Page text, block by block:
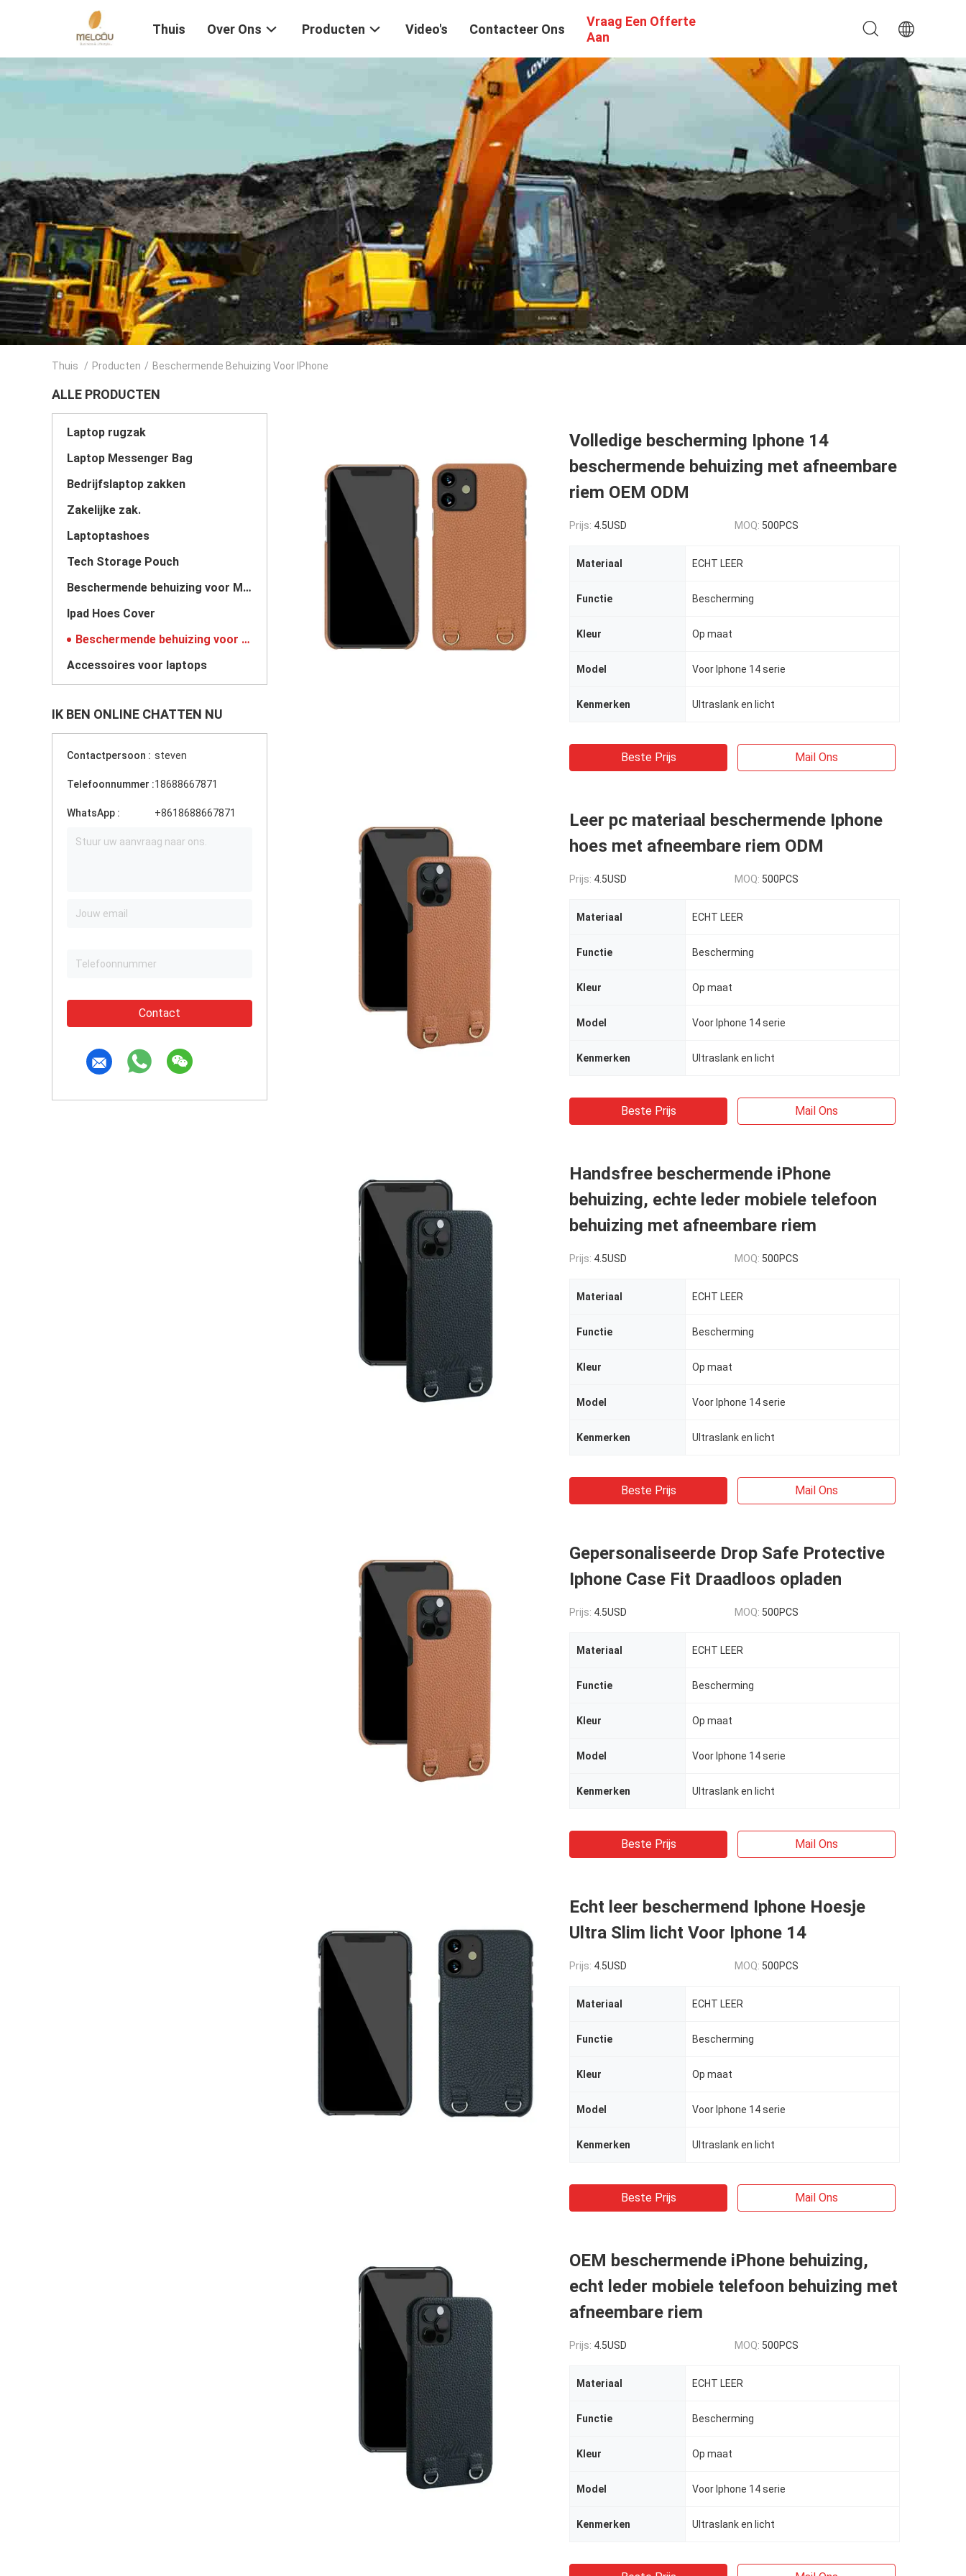
Thuis Over Ons Producten Video's Contacteer Ons
Vraag Een Offerte
Aan
Thuis / Producten / Beschermende Behuizing Voor IPhone
ALLE PRODUCTEN
Laptop rugzak
Laptop Messenger Bag
Bedrijfslaptop zakken
Zakelijke zak.
Laptoptashoes
Tech Storage Pouch
Beschermende behuizing voor Macbook
Ipad Hoes Cover
Beschermende behuizing voor iPhone
Accessoires voor laptops
IK BEN ONLINE CHATTEN NU
Contactpersoon : steven
Telefoonnummer :18688667871
WhatsApp : +8618688667871
Contact
Volledige bescherming Iphone 14
beschermende behuizing met afneembare
riem OEM ODM
Prijs: 4.5USD MOQ: 500PCS
Materiaal ECHT LEER
Functie Bescherming
Kleur Op maat
Model Voor Iphone 14 serie
Kenmerken Ultraslank en licht
Beste Prijs Mail Ons
Leer pc materiaal beschermende Iphone
hoes met afneembare riem ODM
Prijs: 4.5USD MOQ: 500PCS
Materiaal ECHT LEER
Functie Bescherming
Kleur Op maat
Model Voor Iphone 14 serie
Kenmerken Ultraslank en licht
Beste Prijs Mail Ons
Handsfree beschermende iPhone
behuizing, echte leder mobiele telefoon
behuizing met afneembare riem
Prijs: 4.5USD MOQ: 500PCS
Materiaal ECHT LEER
Functie Bescherming
Kleur Op maat
Model Voor Iphone 14 serie
Kenmerken Ultraslank en licht
Beste Prijs Mail Ons
Gepersonaliseerde Drop Safe Protective
Iphone Case Fit Draadloos opladen
Prijs: 4.5USD MOQ: 500PCS
Materiaal ECHT LEER
Functie Bescherming
Kleur Op maat
Model Voor Iphone 14 serie
Kenmerken Ultraslank en licht
Beste Prijs Mail Ons
Echt leer beschermend Iphone Hoesje
Ultra Slim licht Voor Iphone 14
Prijs: 4.5USD MOQ: 500PCS
Materiaal ECHT LEER
Functie Bescherming
Kleur Op maat
Model Voor Iphone 14 serie
Kenmerken Ultraslank en licht
Beste Prijs Mail Ons
OEM beschermende iPhone behuizing,
echt leder mobiele telefoon behuizing met
afneembare riem
Prijs: 4.5USD MOQ: 500PCS
Materiaal ECHT LEER
Functie Bescherming
Kleur Op maat
Model Voor Iphone 14 serie
Kenmerken Ultraslank en licht